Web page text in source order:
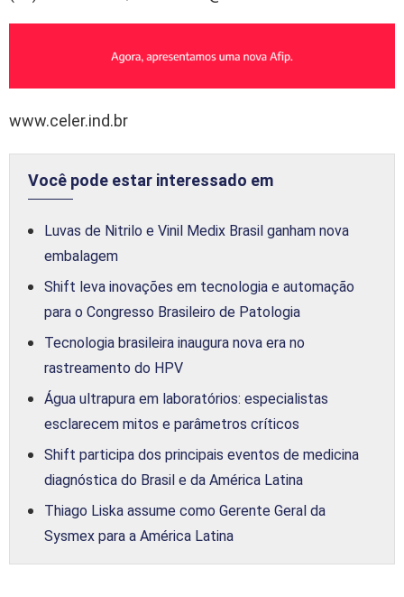
www.celer.ind.br
Você pode estar interessado em
Luvas de Nitrilo e Vinil Medix Brasil ganham nova
embalagem
Shift leva inovações em tecnologia e automação
para o Congresso Brasileiro de Patologia
Tecnologia brasileira inaugura nova era no
rastreamento do HPV
Água ultrapura em laboratórios: especialistas
esclarecem mitos e parâmetros críticos
Shift participa dos principais eventos de medicina
diagnóstica do Brasil e da América Latina
Thiago Liska assume como Gerente Geral da
Sysmex para a América Latina